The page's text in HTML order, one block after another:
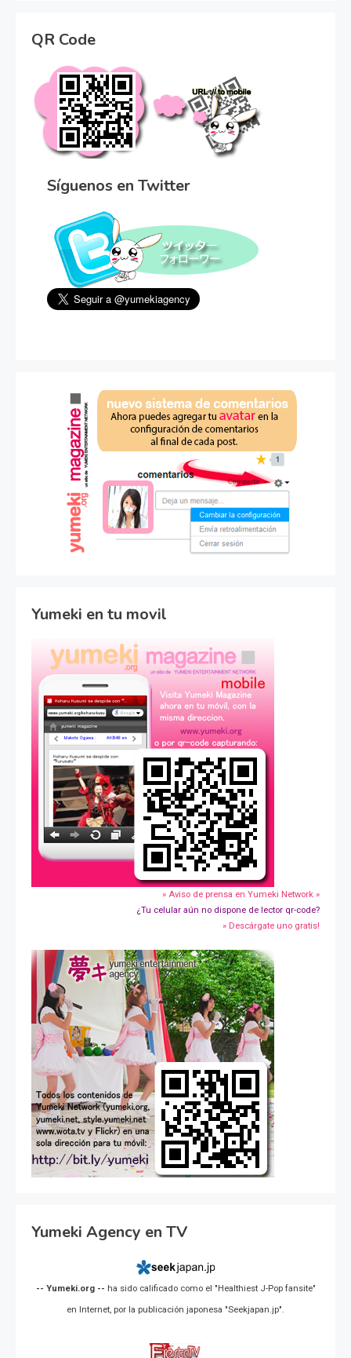
QR Code
Síguenos en Twitter
Yumeki en tu movil
» Aviso de prensa en Yumeki Network »
¿Tu celular aún no dispone de lector qr-code?
» Descárgate uno gratis!
Yumeki Agency en TV
-- Yumeki.org -- ha sido calificado como el "Healthiest J-Pop fansite"
en Internet, por la publicación japonesa "Seekjapan.jp".